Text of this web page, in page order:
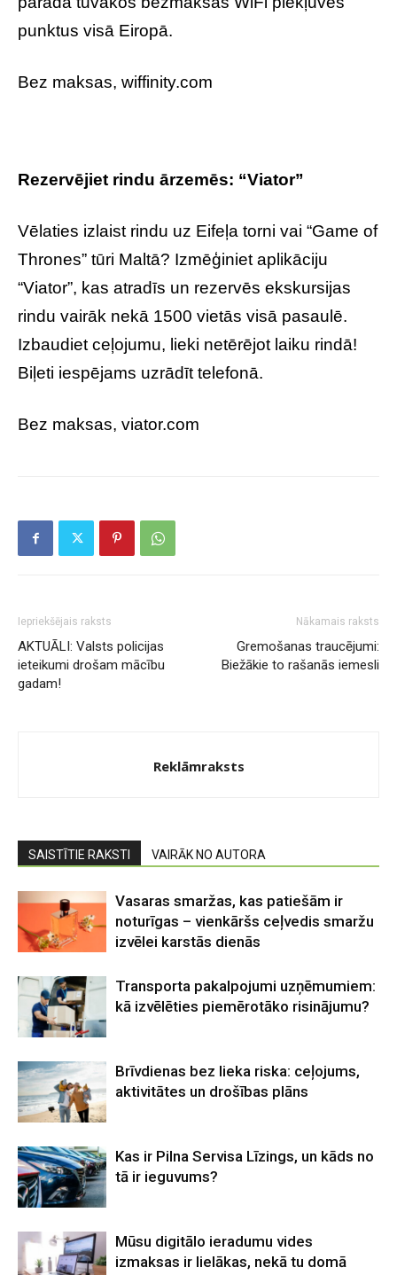
punktus visā Eiropā.
Bez maksas, wiffinity.com
Rezervējiet rindu ārzemēs: “Viator”
Vēlaties izlaist rindu uz Eifeļa torni vai “Game of
Thrones” tūri Maltā? Izmēģiniet aplikāciju
“Viator”, kas atradīs un rezervēs ekskursijas
rindu vairāk nekā 1500 vietās visā pasaulē.
Izbaudiet ceļojumu, lieki netērējot laiku rindā!
Biļeti iespējams uzrādīt telefonā.
Bez maksas, viator.com
Iepriekšējais raksts
AKTUĀLI: Valsts policijas
ieteikumi drošam mācību
gadam!
Nākamais raksts
Gremošanas traucējumi:
Biežākie to rašanās iemesli
Reklāmraksts
SAISTĪTIE RAKSTI VAIRĀK NO AUTORA
Vasaras smaržas, kas patiešām ir
noturīgas – vienkāršs ceļvedis smaržu
izvēlei karstās dienās
Transporta pakalpojumi uzņēmumiem:
kā izvēlēties piemērotāko risinājumu?
Brīvdienas bez lieka riska: ceļojums,
aktivitātes un drošības plāns
Kas ir Pilna Servisa Līzings, un kāds no
tā ir ieguvums?
Mūsu digitālo ieradumu vides
izmaksas ir lielākas, nekā tu domā